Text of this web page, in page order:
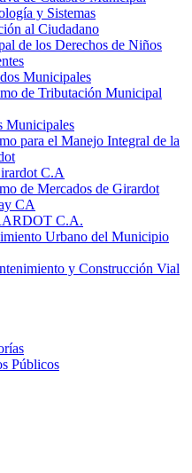
y Sistemas
al Ciudadano
de los Derechos de Niños
Municipales
de Tributación Municipal
Municipales
para el Manejo Integral de la
C.A
de Mercados de Girardot
CA
C.A.
Urbano del Municipio
y Construcción Vial
Públicos